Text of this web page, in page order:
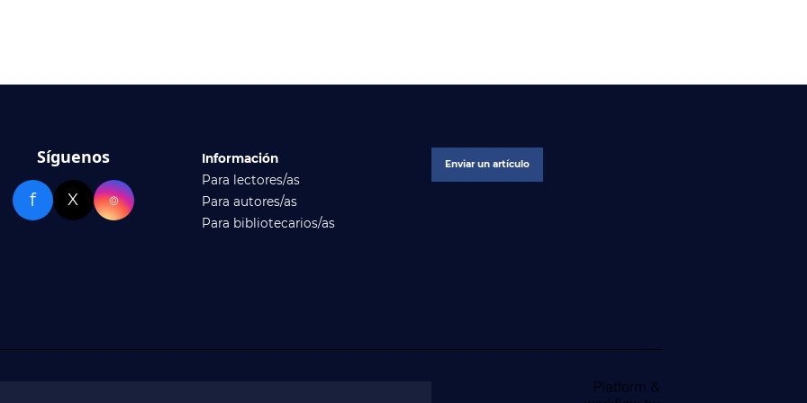
Síguenos
f X ⌾
Información
Para lectores/as
Para autores/as
Para bibliotecarios/as
Enviar un artículo